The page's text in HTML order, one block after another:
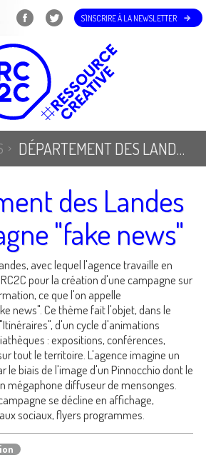
S'INSCRIRE À LA NEWSLETTER
DÉPARTEMENT DES LANDES // CAMPAGNE "FAKE NEWS"
des Landes
"fake news"
avec lequel l'agence travaille en
pour la création d'une campagne sur
ce que l'on appelle
news". Ce thème fait l'objet, dans le
d'un cycle d'animations
: expositions, conférences,
tout le territoire. L'agence imagine un
le biais de l'image d'un Pinnocchio dont le
mégaphone diffuseur de mensonges.
se décline en affichage,
sociaux, flyers programmes.